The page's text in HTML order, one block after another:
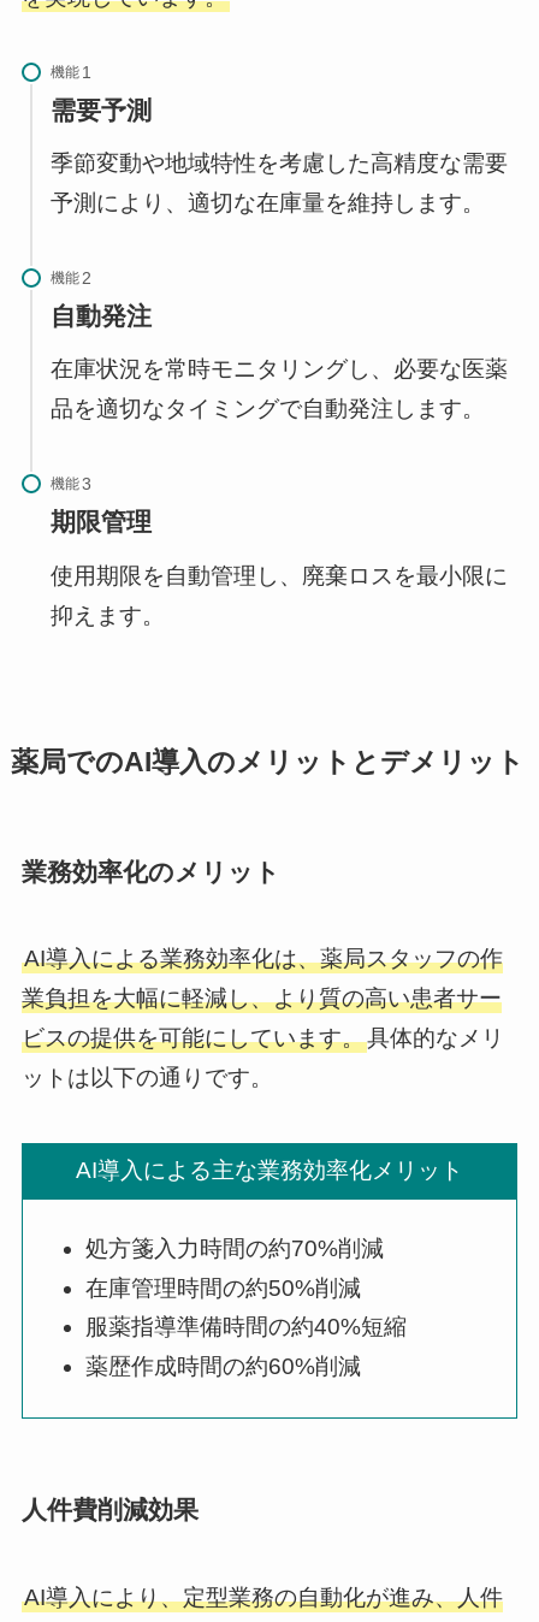
機能
需要予測
季節変動や地域特性を考慮した高精度な需要
予測により、適切な在庫量を維持します。
機能
自動発注
在庫状況を常時モニタリングし、必要な医薬
品を適切なタイミングで自動発注します。
機能
期限管理
使用期限を自動管理し、廃棄ロスを最小限に
抑えます。
薬局でのAI導入のメリットとデメリット
業務効率化のメリット
AI導入による業務効率化は、薬局スタッフの作
業負担を大幅に軽減し、より質の高い患者サー
ビスの提供を可能にしています。具体的なメリ
ットは以下の通りです。
AI導入による主な業務効率化メリット
処方箋入力時間の約70%削減
在庫管理時間の約50%削減
服薬指導準備時間の約40%短縮
薬歴作成時間の約60%削減
人件費削減効果
AI導入により、定型業務の自動化が進み、人件